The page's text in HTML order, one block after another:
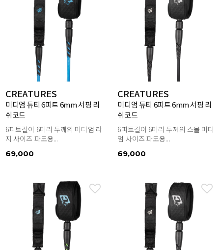
CREATURES
미디엄 듀티 6피트 6mm 서핑 리
쉬코드
6피트길이 6미리 두께의 미디엄 라
지 사이즈 파도용...
69,000
CREATURES
미디엄 듀티 6피트 6mm 서핑 리
쉬코드
6피트길이 6미리 두께의 스몰 미디
엄 사이즈 파도용...
69,000